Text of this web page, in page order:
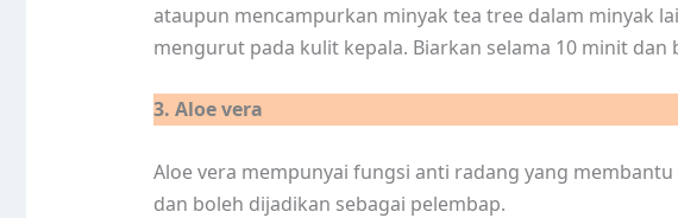
ataupun mencampurkan minyak tea tree dalam minyak
mengurut pada kulit kepala. Biarkan selama 10 minit dan
3. Aloe vera
Aloe vera mempunyai fungsi anti radang yang
dan boleh dijadikan sebagai pelembap.